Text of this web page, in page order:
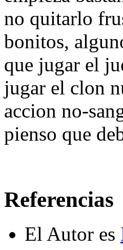
no quitarlo
bonitos,
que jugar el
jugar el clon
accion no-
pienso que
Referencias
El Autor es